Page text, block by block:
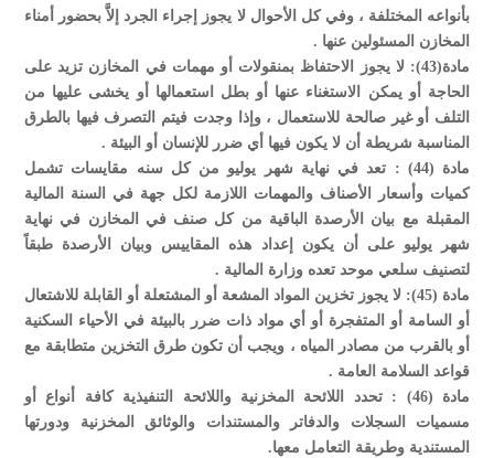
بأنواعه المختلفة ، وفي كل الأحوال لا يجوز إجراء الجرد إلاَّ بحضور أمناء
المخازن المسئولين عنها .
مادة(43): لا يجوز الاحتفاظ بمنقولات أو مهمات في المخازن تزيد على
الحاجة أو يمكن الاستغناء عنها أو بطل استعمالها أو يخشى عليها من
التلف أو غير صالحة للاستعمال ، وإذا وجدت فيتم التصرف فيها بالطرق
المناسبة شريطة أن لا يكون فيها أي ضرر للإنسان أو البيئة .
مادة (44) : تعد في نهاية شهر يوليو من كل سنه مقايسات تشمل
كميات وأسعار الأصناف والمهمات اللازمة لكل جهة في السنة المالية
المقبلة مع بيان الأرصدة الباقية من كل صنف في المخازن في نهاية
شهر يوليو على أن يكون إعداد هذه المقاييس وبيان الأرصدة طبقاً
لتصنيف سلعي موحد تعده وزارة المالية .
مادة (45): لا يجوز تخزين المواد المشعة أو المشتعلة أو القابلة للاشتعال
أو السامة أو المتفجرة أو أي مواد ذات ضرر بالبيئة في الأحياء السكنية
أو بالقرب من مصادر المياه ، ويجب أن تكون طرق التخزين متطابقة مع
قواعد السلامة العامة .
مادة (46) : تحدد اللائحة المخزنية واللائحة التنفيذية كافة أنواع أو
مسميات السجلات والدفاتر والمستندات والوثائق المخزنية ودورتها
المستندية وطريقة التعامل معها.